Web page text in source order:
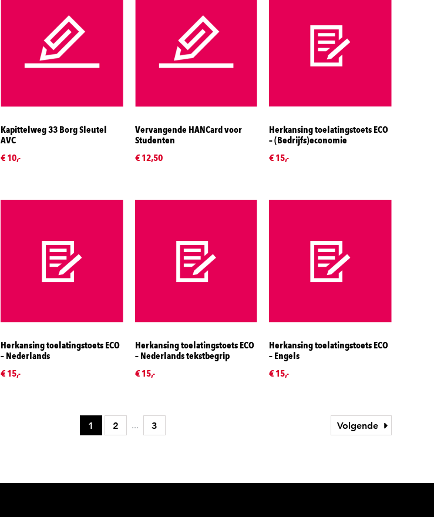
Kapittelweg 33 Borg Sleutel
AVC
€ 10,-
Vervangende HANCard voor
Studenten
€ 12,50
Herkansing toelatingstoets ECO
– (Bedrijfs)economie
€ 15,-
Herkansing toelatingstoets ECO
– Nederlands
€ 15,-
Herkansing toelatingstoets ECO
– Nederlands tekstbegrip
€ 15,-
Herkansing toelatingstoets ECO
– Engels
€ 15,-
Volgende
1 2 ... 3